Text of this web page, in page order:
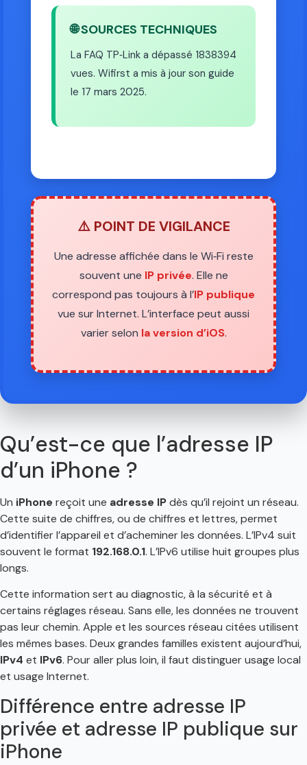
🌐 SOURCES TECHNIQUES
La FAQ TP‑Link a dépassé 1838394
vues. Wifirst a mis à jour son guide
le 17 mars 2025.
⚠️ POINT DE VIGILANCE
Une adresse affichée dans le Wi‑Fi reste
souvent une IP privée. Elle ne
correspond pas toujours à l’IP publique
vue sur Internet. L’interface peut aussi
varier selon la version d’iOS.
Qu’est-ce que l’adresse IP
d’un iPhone ?
Un iPhone reçoit une adresse IPdès qu’il rejoint un réseau.
Cette suite de chiffres, ou de chiffres et lettres, permet
d’identifier l’appareil et d’acheminer les données. L’IPv4 suit
souvent le format 192.168.0.1. L’IPv6 utilise huit groupes plus
longs.
Cette information sert au diagnostic, à la sécurité et à
certains réglages réseau. Sans elle, les données ne trouvent
pas leur chemin. Apple et les sources réseau citées utilisent
les mêmes bases. Deux grandes familles existent aujourd’hui,
IPv4 et IPv6. Pour aller plus loin, il faut distinguer usage local
et usage Internet.
Différence entre adresse IP
privée et adresse IP publique sur
iPhone